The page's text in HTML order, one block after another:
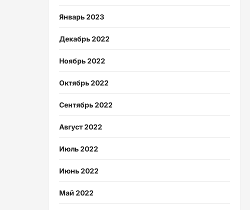
Январь 2023
Декабрь 2022
Ноябрь 2022
Октябрь 2022
Сентябрь 2022
Август 2022
Июль 2022
Июнь 2022
Май 2022